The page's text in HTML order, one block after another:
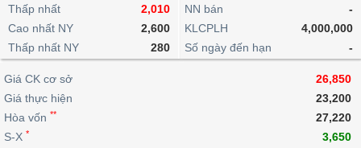
lỗ
dịch
nội
Niên
giám
Định
giá
ngoài
doanh
dịch
Chứng
quyền
quan
Thống
Thống
giao
dịch
Tin
tức
Phân
tích
kỹ
thuật
trực
tuyến
Vĩ
mô
lai
Chứng
quyền
Trái
phiếu
IR
Awards
tạo
Thấp nhất
2,010
Cao nhất NY
2,600
Thấp nhất NY
280
NN bán
-
KLCPLH
4,000,000
Số ngày đến hạn
-
Giá CK cơ sở
26,850
Giá thực hiện
23,200
Hòa vốn **
27,220
S-X *
3,650
BẤT
ĐỘNG
SẢN
TÀI
CHÍNH